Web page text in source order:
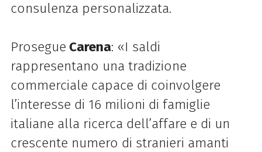
consulenza personalizzata.
Prosegue Carena: «I saldi
rappresentano una tradizione
commerciale capace di coinvolgere
l’interesse di 16 milioni di famiglie
italiane alla ricerca dell’affare e di un
crescente numero di stranieri amanti